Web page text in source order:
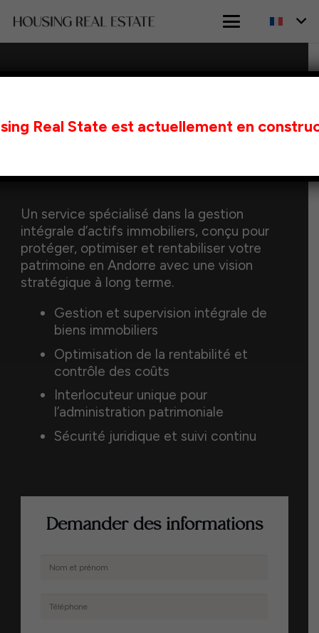
Gestion Patrimoniale en
Andorre
Un service spécialisé dans la gestion
intégrale d’actifs immobiliers, conçu pour
protéger, optimiser et rentabiliser votre
patrimoine en Andorre avec une vision
stratégique à long terme.
Gestion et supervision intégrale de
biens immobiliers
Optimisation de la rentabilité et
contrôle des coûts
Interlocuteur unique pour
l’administration patrimoniale
Sécurité juridique et suivi continu
Demander des informations
Real State est actuellement en